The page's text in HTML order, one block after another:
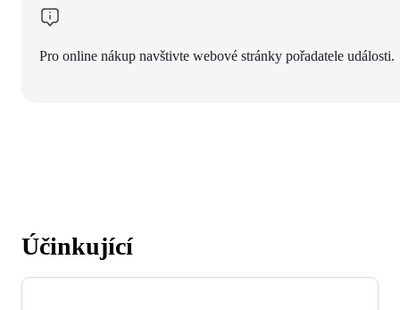
Pro online nákup navštivte webové stránky pořadatele události.
Účinkující